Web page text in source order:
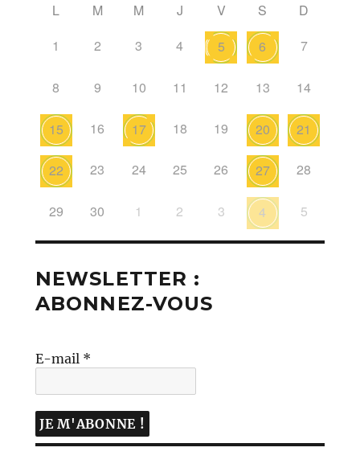
L M M J V S
D
1
2 3 4 5 6 7
8 9 10 11 12 13 14
15 16 17 18 19 20 21
22 23 24 25 26 27 28
29 30 1 2 3 4 5
NEWSLETTER :
ABONNEZ-VOUS
E-mail *